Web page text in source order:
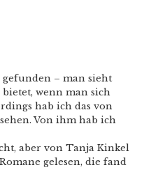
– man sieht
wenn man sich
hab ich das von
Von ihm hab ich
aber von Tanja Kinkel
gelesen, die fand